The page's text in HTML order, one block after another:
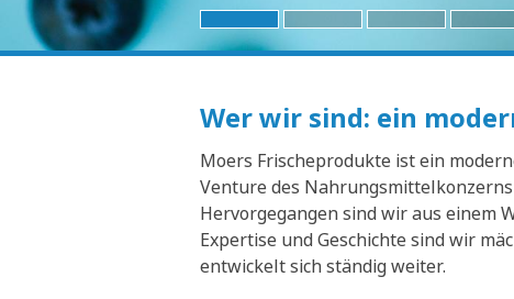
Wer wir sind: ein
Moers Frischeprodukte ist ein
Venture des
Hervorgegangen sind wir aus einem
Expertise und Geschichte sind wir
entwickelt sich ständig weiter.